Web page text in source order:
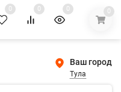
0 0 0 0
Ваш город
Тула